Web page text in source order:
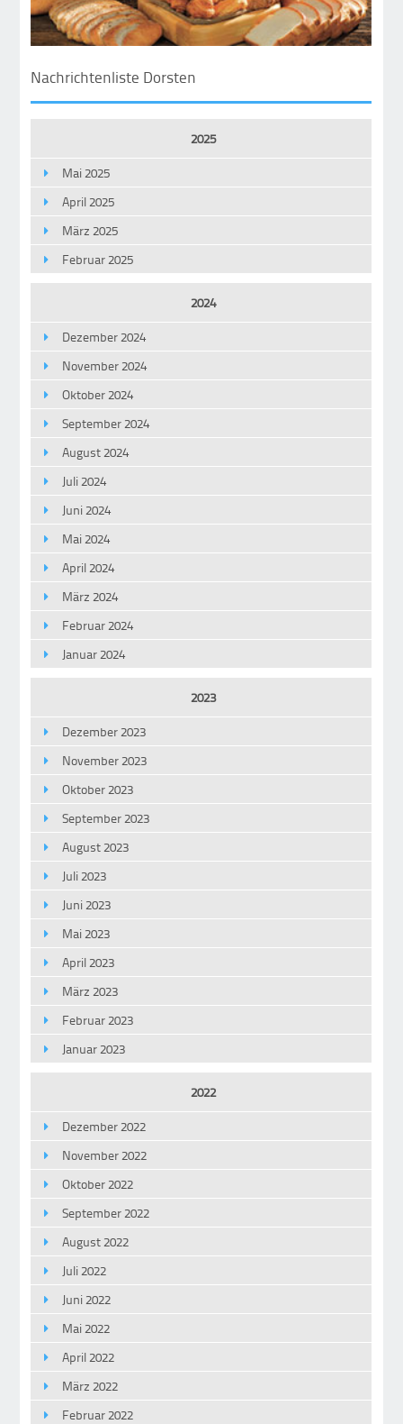
Nachrichtenliste Dorsten
2025
Mai 2025
April 2025
März 2025
Februar 2025
2024
Dezember 2024
November 2024
Oktober 2024
September 2024
August 2024
Juli 2024
Juni 2024
Mai 2024
April 2024
März 2024
Februar 2024
Januar 2024
2023
Dezember 2023
November 2023
Oktober 2023
September 2023
August 2023
Juli 2023
Juni 2023
Mai 2023
April 2023
März 2023
Februar 2023
Januar 2023
2022
Dezember 2022
November 2022
Oktober 2022
September 2022
August 2022
Juli 2022
Juni 2022
Mai 2022
April 2022
März 2022
Februar 2022